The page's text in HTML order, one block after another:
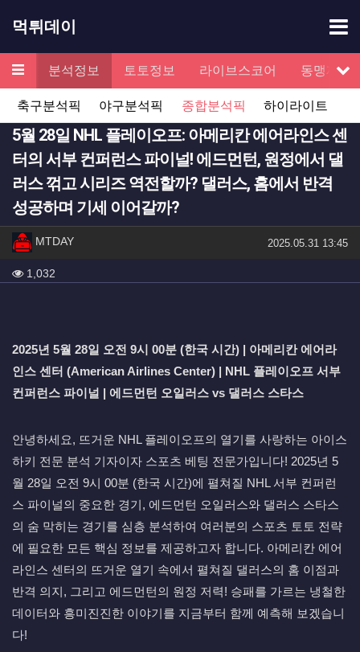
먹튀데이
메뉴
증 분석정보 토토정보 라이브스코어
동맹제휴
축구분석픽
야구분석픽 종합분석픽 하이라이트
5월 28일 NHL 플레이오프: 아메리칸 에어라인스 센
터의 서부 컨퍼런스 파이널! 에드먼턴, 원정에서 댈
러스 꺾고 시리즈 역전할까? 댈러스, 홈에서 반격
성공하며 기세 이어갈까?
작성자 정보
MTDAY작성 작성일
2025.05.31 13:45
컨텐츠 정보
1,032
2025년 5월 28일 오전 9시 00분 (한국 시간) | 아메리칸 에어라
인스 센터 (American Airlines Center) | NHL 플레이오프 서부
컨퍼런스 파이널 | 에드먼턴 오일러스 vs 댈러스 스타스
안녕하세요, 뜨거운 NHL 플레이오프의 열기를 사랑하는 아이스
하키 전문 분석 기자이자 스포츠 베팅 전문가입니다! 2025년 5
월 28일 오전 9시 00분 (한국 시간)에 펼쳐질 NHL 서부 컨퍼런
스 파이널의 중요한 경기, 에드먼턴 오일러스와 댈러스 스타스
의 숨 막히는 경기를 심층 분석하여 여러분의 스포츠 토토 전략
에 필요한 모든 핵심 정보를 제공하고자 합니다. 아메리칸 에어
라인스 센터의 뜨거운 열기 속에서 펼쳐질 댈러스의 홈 이점과
반격 의지, 그리고 에드먼턴의 원정 저력! 승패를 가르는 냉철한
데이터와 흥미진진한 이야기를 지금부터 함께 예측해 보겠습니
다!